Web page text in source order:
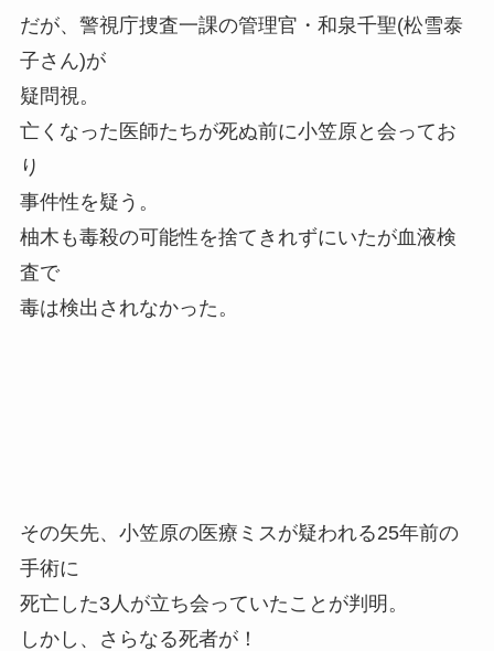
だが、警視庁捜査一課の管理官・和泉千聖(松雪泰
子さん)が
疑問視。
亡くなった医師たちが死ぬ前に小笠原と会ってお
り
事件性を疑う。
柚木も毒殺の可能性を捨てきれずにいたが血液検
査で
毒は検出されなかった。
その矢先、小笠原の医療ミスが疑われる25年前の
手術に
死亡した3人が立ち会っていたことが判明。
しかし、さらなる死者が！